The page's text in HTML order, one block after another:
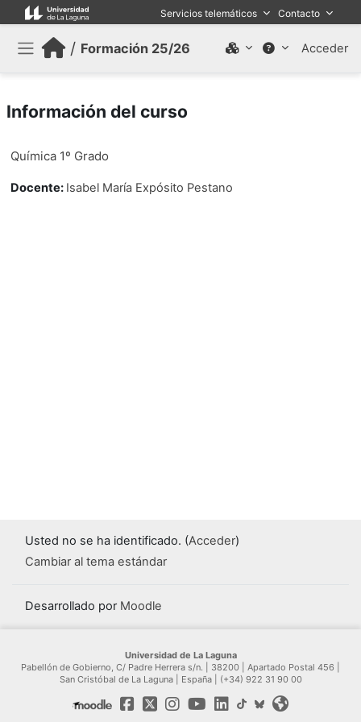
Salta al contenido principal Servicios telemáticos Contacto
/ Formación 25/26 Acceder
Información del curso
Química 1º Grado
Docente: Isabel María Expósito Pestano
Usted no se ha identificado. (Acceder)
Cambiar al tema estándar
Desarrollado por Moodle
Universidad de La Laguna
Pabellón de Gobierno, C/ Padre Herrera s/n. | 38200 | Apartado Postal 456 |
San Cristóbal de La Laguna | España | (+34) 922 31 90 00